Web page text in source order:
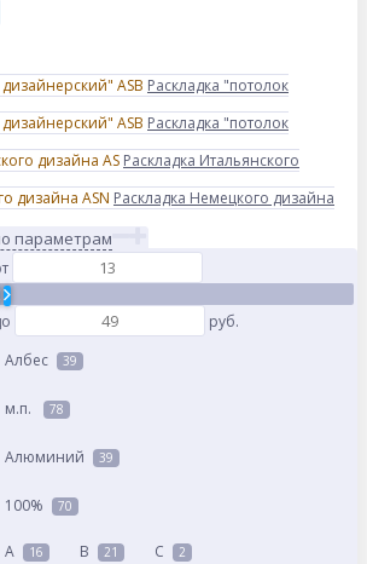
Раскладка "потолок
Раскладка "потолок
Раскладка Итальянского
Раскладка Немецкого дизайна
параметрам
руб.
Албес 39
м.п. 78
Алюминий 39
100% 70
A 16 B 21 C 2